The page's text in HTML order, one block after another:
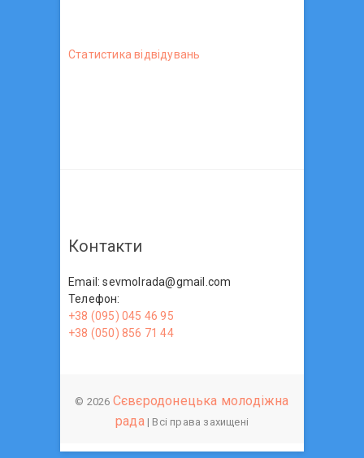
Статистика вiдвiдувань
Контакти
Email: sevmolrada@gmail.com
Телефон:
+38 (095) 045 46 95
+38 (050) 856 71 44
© 2026 Сєвєродонецька молодіжна
рада| Всі права захищені